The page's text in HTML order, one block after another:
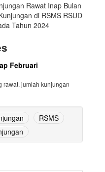
Rawat Inap Bulan
di RSMS RSUD
Tahun 2024
Februari
rawat, jumlah kunjungan
RSMS